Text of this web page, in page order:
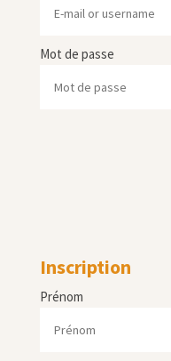
Mot de passe
Inscription
Prénom